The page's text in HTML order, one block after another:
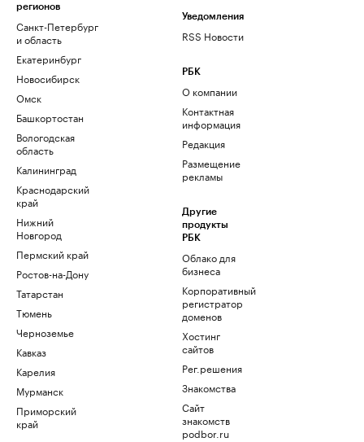
регионов
Санкт-Петербург
и область
Екатеринбург
Новосибирск
Омск
Башкортостан
Вологодская
область
Калининград
Краснодарский
край
Нижний
Новгород
Пермский край
Ростов-на-Дону
Татарстан
Тюмень
Черноземье
Кавказ
Карелия
Мурманск
Приморский
край
Уведомления
RSS Новости
РБК
О компании
Контактная
информация
Редакция
Размещение
рекламы
Другие
продукты
РБК
Облако для
бизнеса
Корпоративный
регистратор
доменов
Хостинг
сайтов
Рег.решения
Знакомства
Сайт
знакомств
podbor.ru